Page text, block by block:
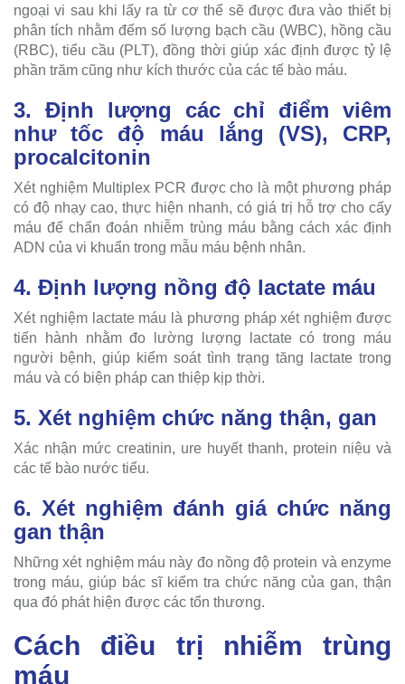
ngoại vi sau khi lấy ra từ cơ thể sẽ được đưa vào thiết bị
phân tích nhằm đếm số lượng bạch cầu (WBC), hồng cầu
(RBC), tiểu cầu (PLT), đồng thời giúp xác định được tỷ lệ
phần trăm cũng như kích thước của các tế bào máu.
3. Định lượng các chỉ điểm viêm
như tốc độ máu lắng (VS), CRP,
procalcitonin
Xét nghiệm Multiplex PCR được cho là một phương pháp
có độ nhạy cao, thực hiện nhanh, có giá trị hỗ trợ cho cấy
máu để chẩn đoán nhiễm trùng máu bằng cách xác định
ADN của vi khuẩn trong mẫu máu bệnh nhân.
4. Định lượng nồng độ lactate máu
Xét nghiệm lactate máu là phương pháp xét nghiệm được
tiến hành nhằm đo lường lượng lactate có trong máu
người bệnh, giúp kiểm soát tình trạng tăng lactate trong
máu và có biện pháp can thiệp kịp thời.
5. Xét nghiệm chức năng thận, gan
Xác nhận mức creatinin, ure huyết thanh, protein niệu và
các tế bào nước tiểu.
6. Xét nghiệm đánh giá chức năng
gan thận
Những xét nghiệm máu này đo nồng độ protein và enzyme
trong máu, giúp bác sĩ kiểm tra chức năng của gan, thận
qua đó phát hiện được các tổn thương.
Cách điều trị nhiễm trùng
máu